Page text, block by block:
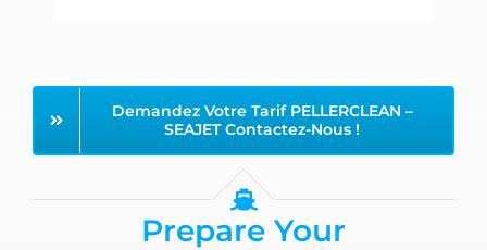
Demandez Votre Tarif PELLERCLEAN –
SEAJET Contactez-Nous !
Prepare Your